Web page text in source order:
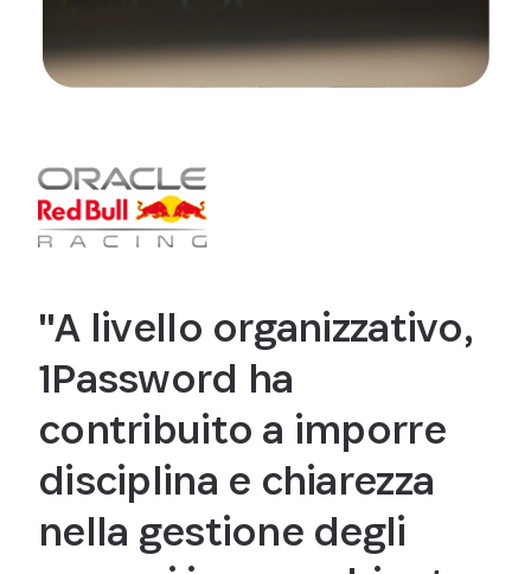
"A livello organizzativo,
1Password ha
contribuito a imporre
disciplina e chiarezza
nella gestione degli